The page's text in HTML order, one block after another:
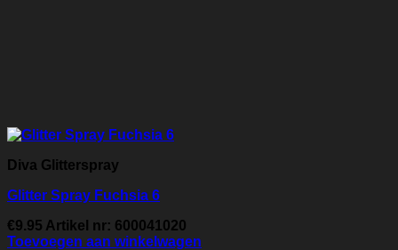
Diva Glitterspray
Glitter Spray Fuchsia 6
€9.95 Artikel nr: 600041020
Toevoegen aan winkelwagen